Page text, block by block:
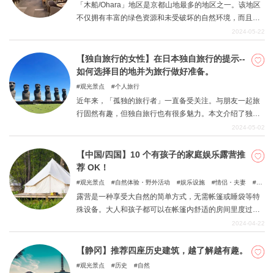
「木船/Ohara」地区是京都山地最多的地区之一。该地区
不仅拥有丰富的绿色资源和未受破坏的自然环境，而且自
古以来就是人与自然和谐相处的地方，过去的传统在人们
贺县边界的一个地区，京都和滋贺的文化在这里略有交
融，与京都市中心的氛围不同。 在本文中，我们将介绍位
于「Kibune/Ohara」地区的四家这样的好酒店，您只需花
2024-05-22
【独自旅行的女性】在日本独自旅行的提示--
如何选择目的地并为旅行做好准备。
观光景点 个人旅行
近年来，「孤独的旅行者」一直备受关注。与朋友一起旅
行固然有趣，但独自旅行也有很多魅力。本文介绍了独自
旅行的魅力、选择目的地的技巧以及适合独自旅行者的推
行的人。希望您能参考本文，享受独自旅行的乐趣！
2024-05-02
【中国/四国】10 个有孩子的家庭娱乐露营推
荐 OK！
观光景点 自然体验・野外活动 娱乐设施 情侣・夫妻
露营是一种享受大自然的简单方式，无需帐篷或睡袋等特
殊设备。大人和孩子都可以在帐篷内舒适的房间里度过轻
松愉快的时光。我们在此介绍中国地区和四国地区的露营
2024-04-22
【静冈】推荐四座历史建筑，越了解越有趣。
观光景点 历史 自然